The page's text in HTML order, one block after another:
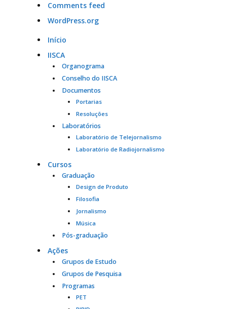
Comments feed
WordPress.org
Início
IISCA
Organograma
Conselho do IISCA
Documentos
Portarias
Resoluções
Laboratórios
Laboratório de Telejornalismo
Laboratório de Radiojornalismo
Cursos
Graduação
Design de Produto
Filosofia
Jornalismo
Música
Pós-graduação
Ações
Grupos de Estudo
Grupos de Pesquisa
Programas
PET